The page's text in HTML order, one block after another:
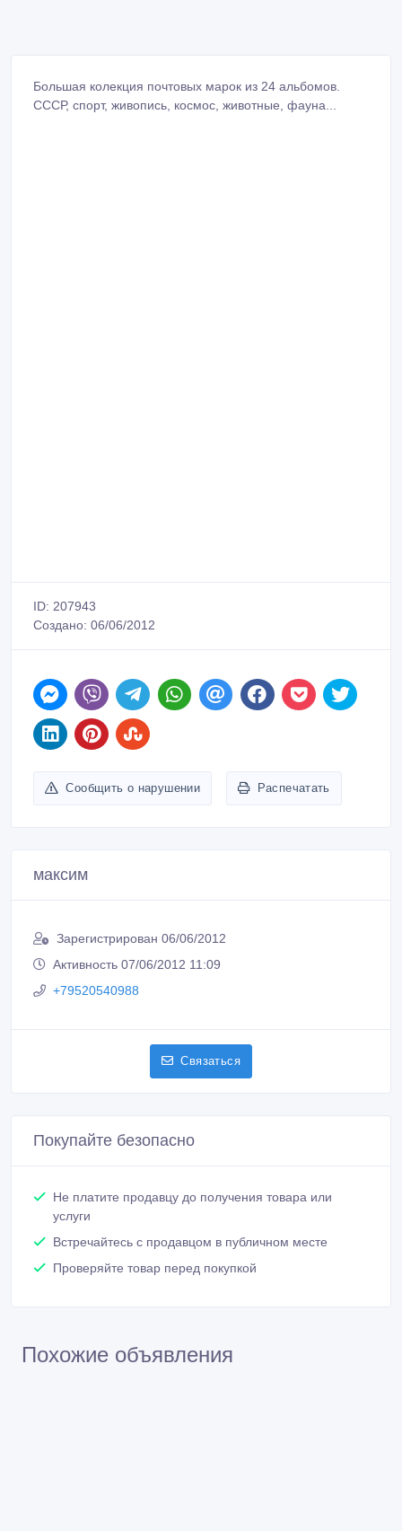
Большая колекция почтовых марок из 24 альбомов.
СССР, спорт, живопись, космос, животные, фауна...
ID: 207943
Создано: 06/06/2012
Сообщить о нарушении Распечатать
максим
Зарегистрирован 06/06/2012
Активность 07/06/2012 11:09
+79520540988
Связаться
Покупайте безопасно
Не платите продавцу до получения товара или
услуги
Встречайтесь с продавцом в публичном месте
Проверяйте товар перед покупкой
Похожие объявления